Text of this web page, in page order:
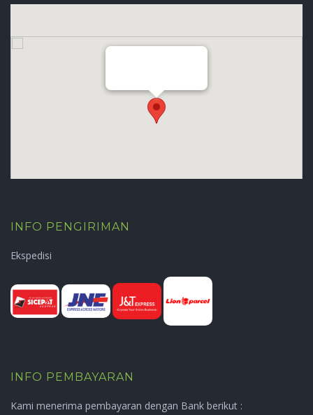
Griya Muslim Al Falaah
INFO PENGIRIMAN
Ekspedisi
INFO PEMBAYARAN
Kami menerima pembayaran dengan Bank berikut :